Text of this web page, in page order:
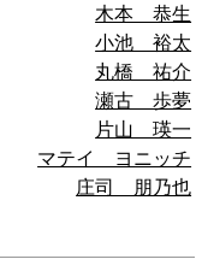
木本 恭生
小池 裕太
丸橋 祐介
瀬古 歩夢
片山 瑛一
マテイ ヨニッチ
庄司 朋乃也